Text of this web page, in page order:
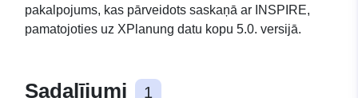
pakalpojums, kas pārveidots saskaņā ar INSPIRE,
pamatojoties uz XPlanung datu kopu 5.0. versijā.
Sadalījumi 1